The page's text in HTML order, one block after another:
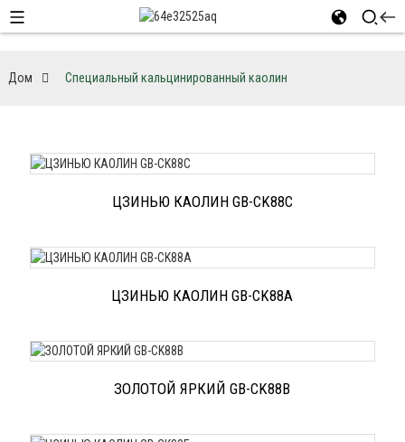
Дом Специальный кальцинированный каолин
ЦЗИНЬЮ КАОЛИН GB-CK88C
ЦЗИНЬЮ КАОЛИН GB-CK88A
ЗОЛОТОЙ ЯРКИЙ GB-CK88B